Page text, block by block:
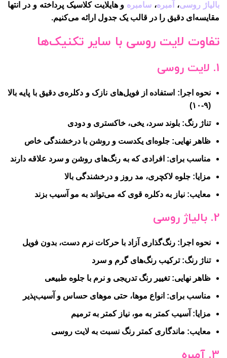
بالیاژ روسی، آمبره، سامبره و هایلایت کلاسیک پرداخته و در انتها
مقایسه‌ای دقیق را در قالب یک جدول ارائه می‌کنیم.
تفاوت لایت روسی با سایر تکنیک‌ها
1. لایت روسی
نحوه اجرا: استفاده از فویل‌های نازک و دکلره‌ی دقیق با پایه بالا
(۹-۱۰)
تناژ رنگ: بلوند سرد، یخی، خاکستری و دودی
ظاهر نهایی: جلوه‌ای یکدست و روشن با درخشندگی خاص
مناسب برای: افرادی که به رنگ‌های روشن و سرد علاقه دارند
مزایا: جلوه لاکچری، مد روز و درخشندگی بالا
معایب: نیاز به دکلره قوی که می‌تواند به مو آسیب بزند
2. بالیاژ روسی
نحوه اجرا: رنگ‌گذاری آزاد با حرکات نرم دست، بدون فویل
تناژ رنگ: ترکیب رنگ‌های گرم و سرد
ظاهر نهایی: تغییر رنگ تدریجی و نرم با جلوه طبیعی
مناسب برای: انواع موها، حتی موهای حساس و آسیب‌پذیر
مزایا: آسیب کمتر به مو، نیاز کمتر به ترمیم
معایب: ماندگاری کمتر رنگ نسبت به لایت روسی